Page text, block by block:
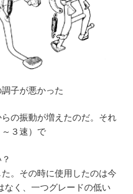
子が悪かった
の振動が増えたのだ。それ
３速）で
。その時に使用したのは今
なく、一つグレードの低い